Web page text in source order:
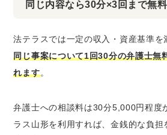
同じ内容なら30分×3回まで無
法テラスでは一定の収入・資産基準を
同じ事案について1回30分の弁護士無
れます。
弁護士への相談料は30分5,000円程度
ラス山形を利用すれば、金銭的な負